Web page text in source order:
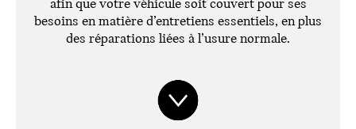
afin que votre véhicule soit couvert pour ses
besoins en matière d’entretiens essentiels, en plus
des réparations liées à l’usure normale.